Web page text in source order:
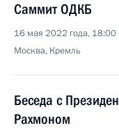
Саммит ОДКБ
16 мая 2022 года, 18:00
Москва, Кремль
Беседа с
Рахмоном